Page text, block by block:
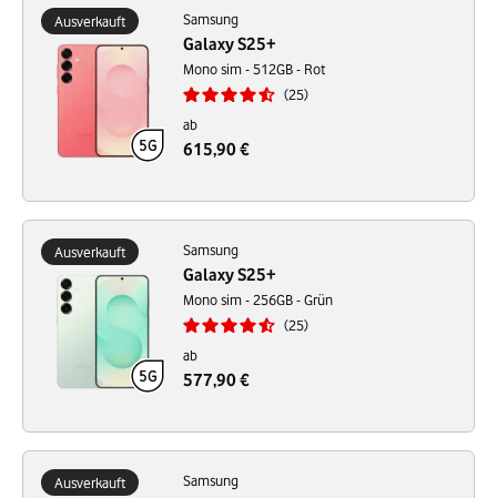
Ausverkauft Samsung
Galaxy S25+
Mono sim - 512GB - Rot
25
ab
615,90 €
Ausverkauft Samsung
Galaxy S25+
Mono sim - 256GB - Grün
25
ab
577,90 €
Ausverkauft Samsung